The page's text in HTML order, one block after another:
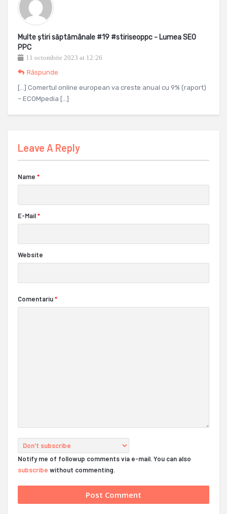
Multe știri săptămânale #19 #stiriseoppc - Lumea SEO
PPC
11 octombrie 2023 at 12:26
Răspunde
[…] Comertul online european va creste anual cu 9% (raport)
– ECOMpedia […]
Leave A Reply
Name *
E-Mail*
Website
Comentariu*
Notify me of followup comments via e-mail. You can also
subscribe without commenting.